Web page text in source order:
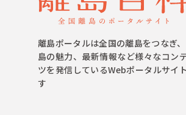
離島ポータルは全国の離島をつなぎ
島の魅力、最新情報など様々なコン
ツを発信しているWebポータルサイ
す